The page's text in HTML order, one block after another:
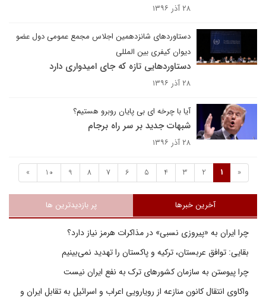
۲۸ آذر ۱۳۹۶
دستاوردهای شانزدهمین اجلاس مجمع عمومی دول عضو
دیوان کیفری بین المللی
دستاوردهایی تازه که جای امیدواری دارد
۲۸ آذر ۱۳۹۶
آیا با چرخه ای بی پایان روبرو هستیم؟
شبهات جدید بر سر راه برجام
۲۸ آذر ۱۳۹۶
«
1
2
3
4
5
6
7
8
9
10
»
آخرین خبرها پر بازدیدترین ها
چرا ایران به «پیروزی نسبی» در مذاکرات هرمز نیاز دارد؟
بقایی: توافق عربستان، ترکیه و پاکستان را تهدید نمی‌بینیم
چرا پیوستن به سازمان کشورهای ترک به نفع ایران نیست
واکاوی انتقال کانون منازعه از رویارویی اعراب و اسرائیل به تقابل ایران و